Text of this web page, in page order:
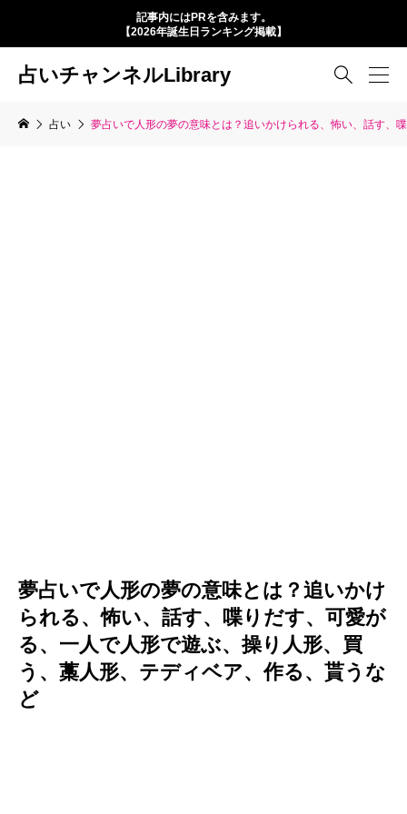
記事内にはPRを含みます。
【2026年誕生日ランキング掲載】
占いチャンネルLibrary 
占い 夢占いで人形の夢の意味とは？追いかけられる、怖い、話す、
夢占いで人形の夢の意味とは？追いかけ
られる、怖い、話す、喋りだす、可愛が
る、一人で人形で遊ぶ、操り人形、買
う、藁人形、テディベア、作る、貰うな
ど